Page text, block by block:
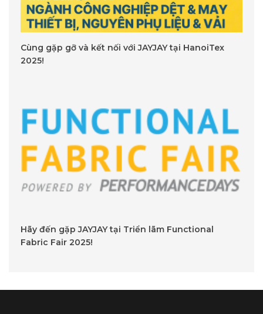
Cùng gặp gỡ và kết nối với JAYJAY tại HanoiTex
2025!
Hãy đến gặp JAYJAY tại Triển lãm Functional
Fabric Fair 2025!